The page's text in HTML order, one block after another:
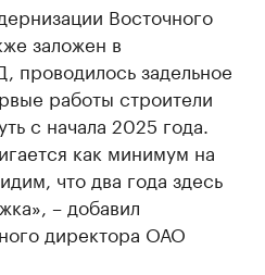
Восточного
заложен в
проводилось задельное
работы строители
с начала 2025 года.
как минимум на
что два года здесь
– добавил
директора ОАО